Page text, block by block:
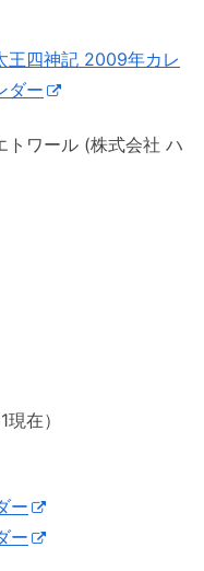
王四神記 2009年カレ
ダー
トワール (株式会社 ハ
在）
ー
ー